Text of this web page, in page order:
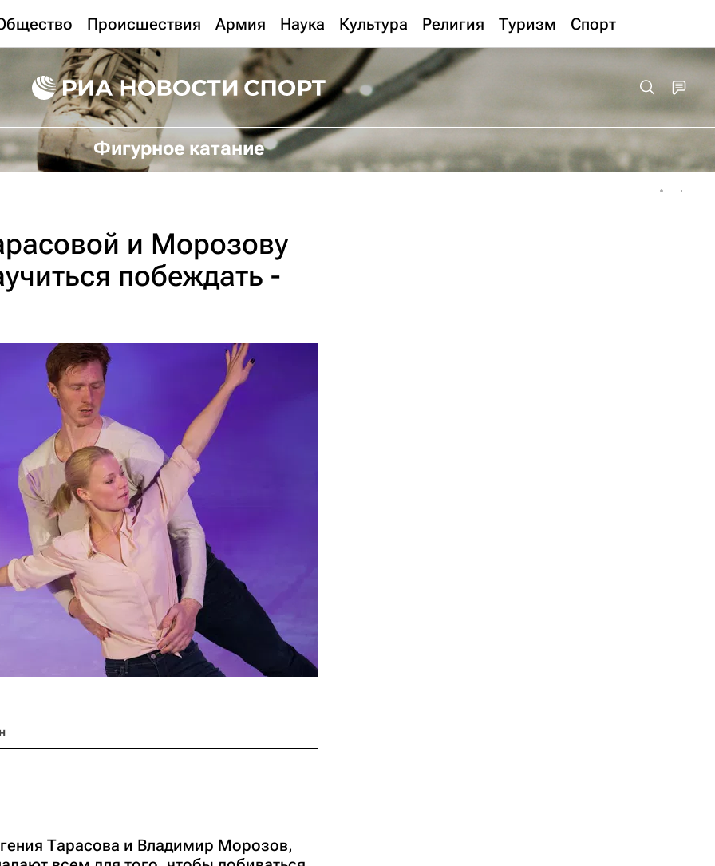
Происшествия Армия Наука Культура Религия Туризм Спорт
Фигурное катание
и Морозову
побеждать -
Тарасова и Владимир Морозов,